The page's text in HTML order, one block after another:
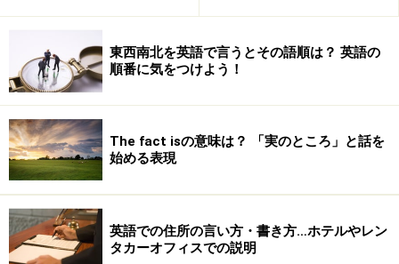
新郎新婦 bride and groom
あちこち here and there
あれこれ this and that
雌雄 male and female
新旧 old and new
遠近 near and far
寒暖 hot and cold
乾湿 wet and dry
東西南北を英語で言うとその語順は？ 英語の
順番に気をつけよう！
The fact isの意味は？ 「実のところ」と話を
始める表現
英語での住所の言い方・書き方…ホテルやレン
タカーオフィスでの説明